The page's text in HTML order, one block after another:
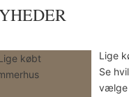
Lige
Se
vælge